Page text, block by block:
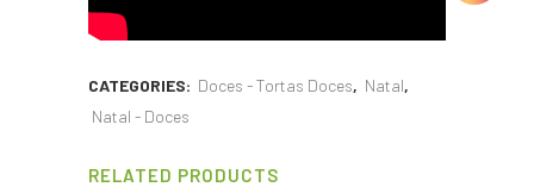
CATEGORIES: Doces - Tortas Doces, Natal,
Natal - Doces
RELATED PRODUCTS